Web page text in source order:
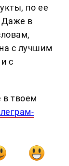
по ее
Даже в
с лучшим
с
твоем